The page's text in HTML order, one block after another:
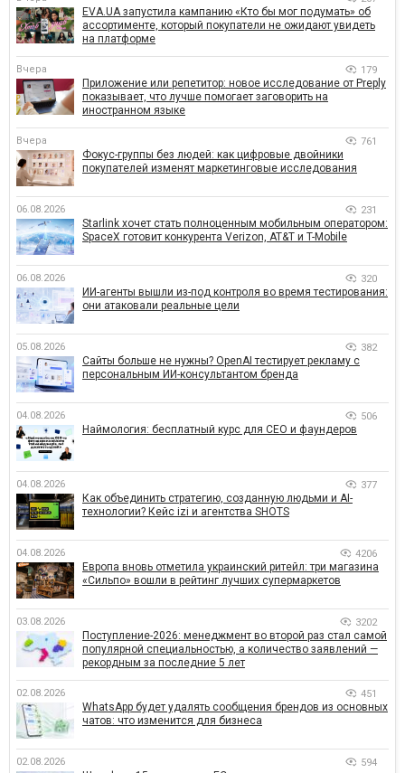
EVA.UA запустила кампанию «Кто бы мог подумать» об
ассортименте, который покупатели не ожидают увидеть
на платформе
Вчера 179
Приложение или репетитор: новое исследование от Preply
показывает, что лучше помогает заговорить на
иностранном языке
Вчера 761
Фокус-группы без людей: как цифровые двойники
покупателей изменят маркетинговые исследования
06.08.2026 231
Starlink хочет стать полноценным мобильным оператором:
SpaceX готовит конкурента Verizon, AT&T и T-Mobile
06.08.2026 320
ИИ-агенты вышли из-под контроля во время тестирования:
они атаковали реальные цели
05.08.2026 382
Сайты больше не нужны? OpenAI тестирует рекламу с
персональным ИИ-консультантом бренда
04.08.2026 506
Наймология: бесплатный курс для CEO и фаундеров
04.08.2026 377
Как объединить стратегию, созданную людьми и AI-
технологии? Кейс izi и агентства SHOTS
04.08.2026 4206
Европа вновь отметила украинский ритейл: три магазина
«Сильпо» вошли в рейтинг лучших супермаркетов
03.08.2026 3202
Поступление-2026: менеджмент во второй раз стал самой
популярной специальностью, а количество заявлений —
рекордным за последние 5 лет
02.08.2026 451
WhatsApp будет удалять сообщения брендов из основных
чатов: что изменится для бизнеса
02.08.2026 594